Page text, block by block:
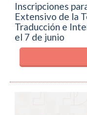
Inscripciones
Extensivo de la
Traducción e
el 7 de junio